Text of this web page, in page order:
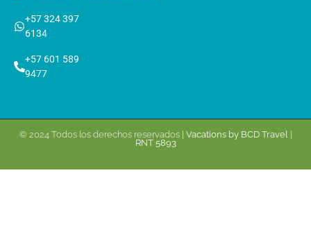
+57 324 397
6134
+57 601 589
9477
© 2024 Todos los derechos reservados | Vacations by BCD Travel|
RNT 5893